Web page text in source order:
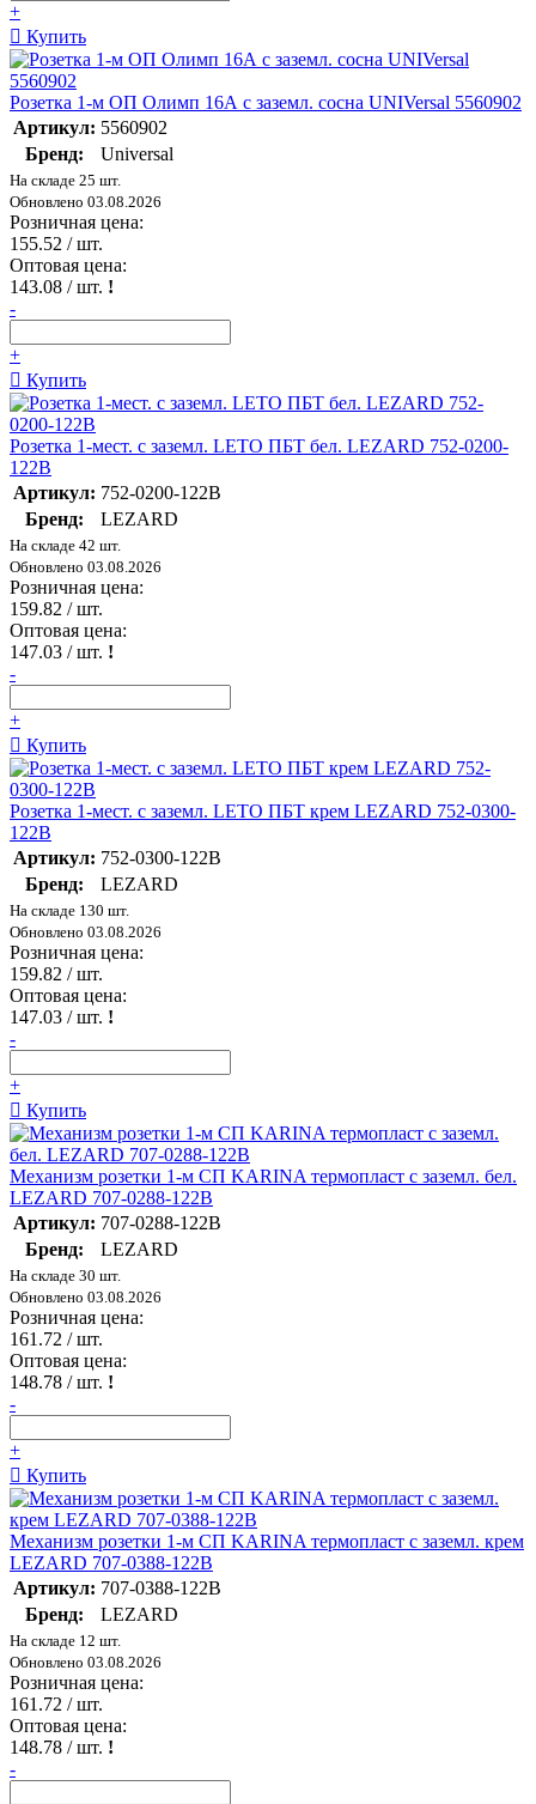
+
Купить
Розетка 1-м ОП Олимп 16А с заземл. сосна UNIVersal 5560902
Артикул: 5560902
Бренд:
Universal
На складе 25 шт.
Обновлено 03.08.2026
Розничная цена:
155.52 / шт.
Оптовая цена:
143.08 / шт. !
-
+
Купить
Розетка 1-мест. с заземл. LETO ПБТ бел. LEZARD 752-0200-
122B
Артикул: 752-0200-122B
Бренд:
LEZARD
На складе 42 шт.
Обновлено 03.08.2026
Розничная цена:
159.82 / шт.
Оптовая цена:
147.03 / шт. !
-
+
Купить
Розетка 1-мест. с заземл. LETO ПБТ крем LEZARD 752-0300-
122B
Артикул: 752-0300-122B
Бренд:
LEZARD
На складе 130 шт.
Обновлено 03.08.2026
Розничная цена:
159.82 / шт.
Оптовая цена:
147.03 / шт. !
-
+
Купить
Механизм розетки 1-м СП KARINA термопласт с заземл. бел.
LEZARD 707-0288-122B
Артикул: 707-0288-122B
Бренд:
LEZARD
На складе 30 шт.
Обновлено 03.08.2026
Розничная цена:
161.72 / шт.
Оптовая цена:
148.78 / шт. !
-
+
Купить
Механизм розетки 1-м СП KARINA термопласт с заземл. крем
LEZARD 707-0388-122B
Артикул: 707-0388-122B
Бренд:
LEZARD
На складе 12 шт.
Обновлено 03.08.2026
Розничная цена:
161.72 / шт.
Оптовая цена:
148.78 / шт. !
-